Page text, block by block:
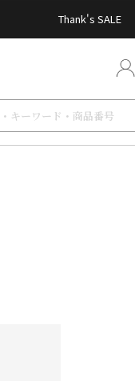
Thank's SALE